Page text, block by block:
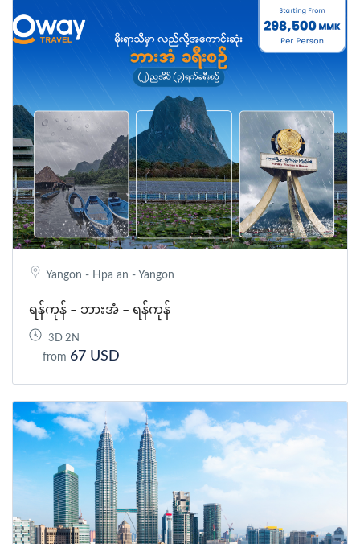
Yangon - Hpa an - Yangon
ရန်ကုန် – ဘားအံ – ရန်ကုန်
3D 2N
from 67 USD